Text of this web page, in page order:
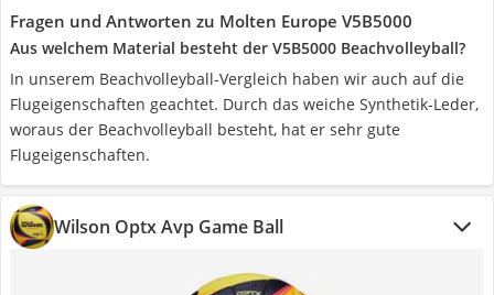
Fragen und Antworten zu Molten Europe V5B5000
Aus welchem Material besteht der V5B5000 Beachvolleyball?
In unserem Beachvolleyball-Vergleich haben wir auch auf die
Flugeigenschaften geachtet. Durch das weiche Synthetik-Leder,
woraus der Beachvolleyball besteht, hat er sehr gute
Flugeigenschaften.
Wilson Optx Avp Game Ball